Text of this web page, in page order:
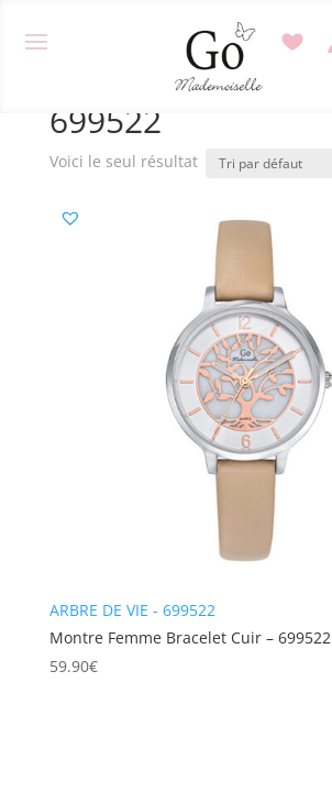
/ Produit Référence / 699522
699522
Voici le seul résultat
ARBRE DE VIE - 699522
Montre Femme Bracelet Cuir – 699522
59.90€